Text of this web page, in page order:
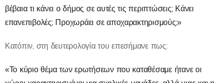
βέβαια τι κάνει ο δήμος σε αυτές τις περιπτώσεις; Κάνει
επανεπιβολές; Προχωράει σε αποχαρακτηρισμούς;»
Κατόπιν, στη δευτερολογία του επεσήμανε πως:
«Το κύριο θέμα των ερωτήσεων που καταθέσαμε ήτανε οι